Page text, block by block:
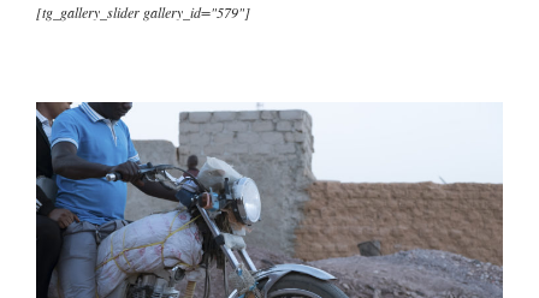
[tg_gallery_slider gallery_id="579"]